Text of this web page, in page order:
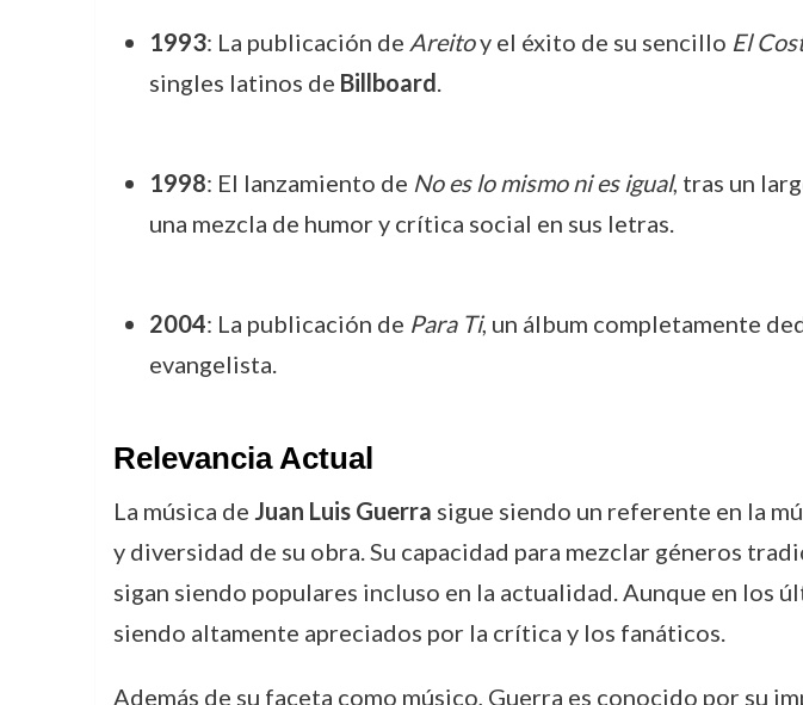
1993: La publicación de Areitoy el éxito de su sencillo El
singles latinos de Billboard.
1998: El lanzamiento de No es lo mismo ni es igual, tras un
una mezcla de humor y crítica social en sus letras.
2004: La publicación de Para Ti, un álbum completamente
evangelista.
Relevancia Actual
La música de Juan Luis Guerra sigue siendo un referente en la
y diversidad de su obra. Su capacidad para mezclar géneros
sigan siendo populares incluso en la actualidad. Aunque en los
siendo altamente apreciados por la crítica y los fanáticos.
Además de su faceta como músico, Guerra es conocido por su